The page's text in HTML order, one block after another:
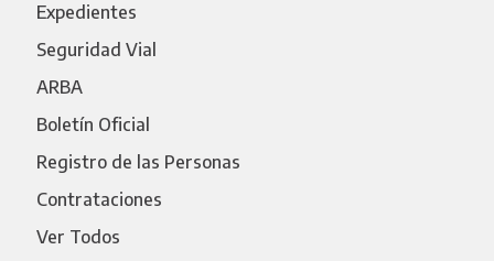
Expedientes
Seguridad Vial
ARBA
Boletín Oficial
Registro de las Personas
Contrataciones
Ver Todos